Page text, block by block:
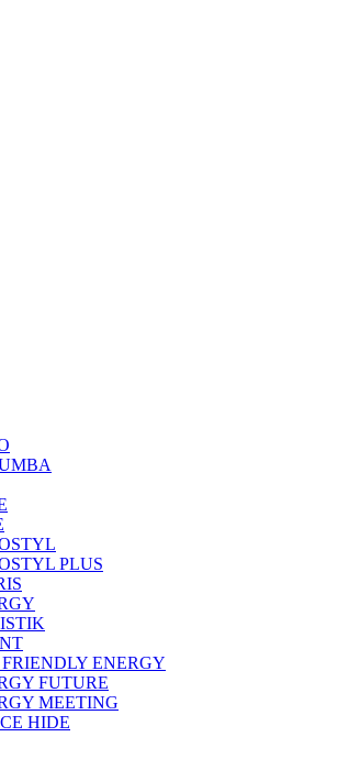
PLUS
FRIENDLY ENERGY
FUTURE
MEETING
HIDE